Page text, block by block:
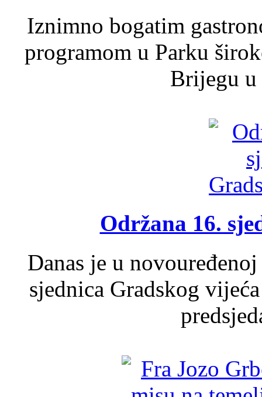
Iznimno bogatim
programom u Parku
Brijegu u
Održana 16.
Danas je u
sjednica Gradskog